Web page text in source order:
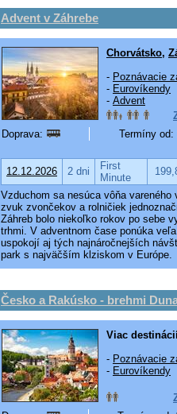
Advent v Záhrebe
Chorvátsko,
- Poznávacie
- Eurovíkendy
- Advent
Doprava:
Termíny od:
12.12.2026 2 dni
First
Minute
Vzduchom sa nesúca vôňa
zvuk zvončekov a rolničiek
Záhreb bolo niekoľko rokov po sebe
trhmi. V adventnom čase ponúka
uspokojí aj tých najnáročnejších
park s najväčším klziskom v Európe.
Česko a Rakúsko - brehmi
Viac
- Poznávacie
- Eurovíkendy